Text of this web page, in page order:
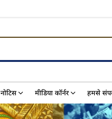
नोटिस मीडिया कॉर्नर हमसे